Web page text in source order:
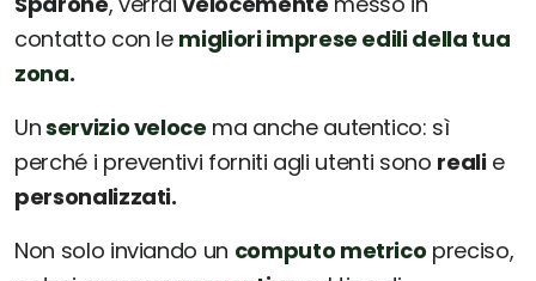
contatto con le migliori imprese edili della tua
zona.
Unservizio veloce ma anche autentico: sì
perché i preventivi forniti agli utenti sono realie
personalizzati.
Non solo inviando un computo metrico preciso,